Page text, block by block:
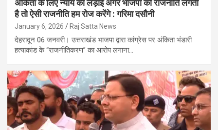
अंकिता के लिए न्याय की लड़ाई अगर भाजपा को राजनीति लगती
है तो ऐसी राजनीति हम रोज करेंगे : गरिमा दसौनी
January 6, 2026 Raj Satta News
देहरादून 06 जनवरी। उत्तराखंड भाजपा द्वारा कांग्रेस पर अंकिता भंडारी
हत्याकांड के “राजनीतिकरण” का आरोप लगाना…